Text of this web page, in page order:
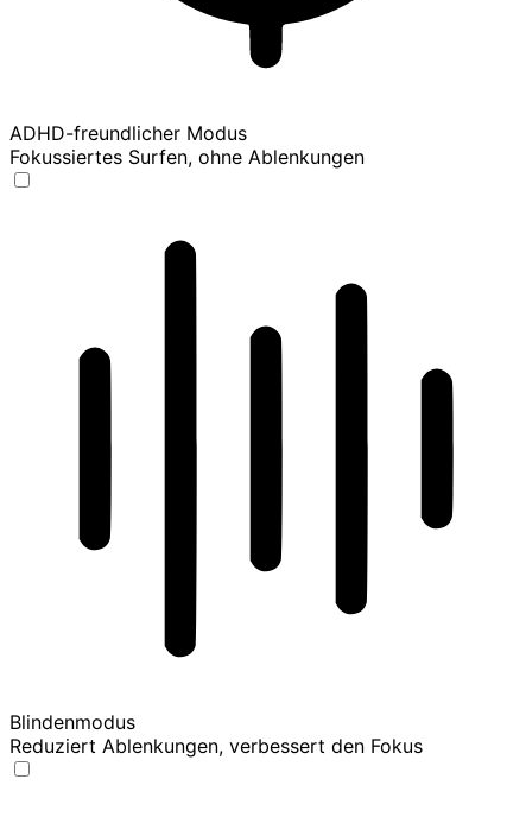
ADHD-freundlicher Modus
Fokussiertes Surfen, ohne Ablenkungen
Blindenmodus
Reduziert Ablenkungen, verbessert den Fokus